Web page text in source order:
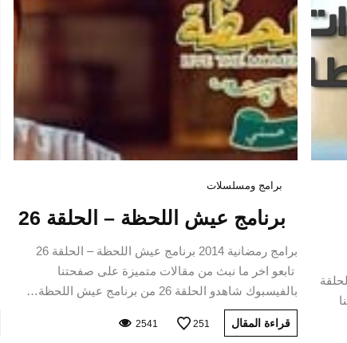
خطوات الشيطان 2 – الحلقة
برامج ومسلسلات
برنامج عيش اللحظة – الحلقة 26
برامج رمضانية 2014 برنامج عيش اللحظة – الحلقة 26
تابعو اخر ما نبث من مقالات متميزة على صفحتنا
بالفيسبوك شاهدو الحلقة 26 من برنامج عيش اللحظة…
قراءة المقال 251
2541